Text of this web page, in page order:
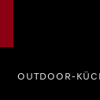
OUTDOOR-